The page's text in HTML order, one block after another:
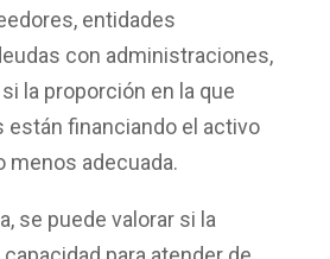
entidades
con administraciones,
la proporción en la que
financiando el activo
menos adecuada.
se puede valorar si la